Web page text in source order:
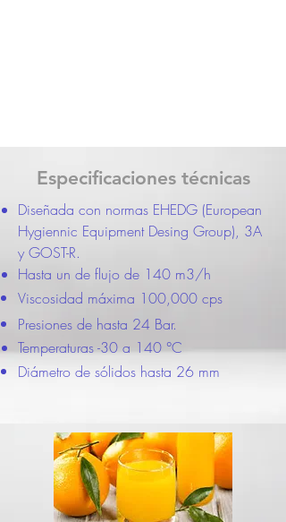
Especificaciones técnicas
Diseñada con normas EHEDG (European
Hygiennic Equipment Desing Group), 3A
y GOST-R.
Hasta un de flujo de 140 m3/h
Viscosidad máxima 100,000 cps
Presiones de hasta 24 Bar.
Temperaturas -30 a 140 °C
Diámetro de sólidos hasta 26 mm